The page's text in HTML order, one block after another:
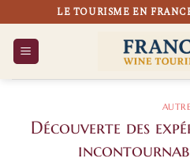
au
contenu
LE TOURISME EN
AUTRE
Découverte des